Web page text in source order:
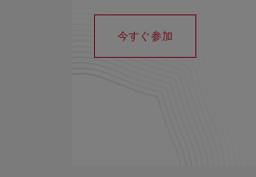
今すぐ参加